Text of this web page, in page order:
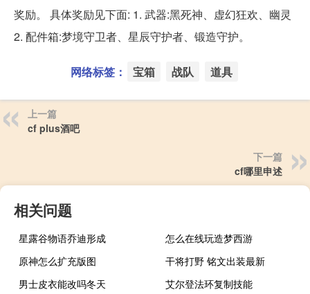
奖励。 具体奖励见下面: 1. 武器:黑死神、虚幻狂欢、幽灵
2. 配件箱:梦境守卫者、星辰守护者、锻造守护。
网络标签： 宝箱 战队 道具
上一篇
cf plus酒吧
下一篇
cf哪里申述
相关问题
星露谷物语乔迪形成
怎么在线玩造梦西游
原神怎么扩充版图
干将打野 铭文出装最新
男士皮衣能改吗冬天
艾尔登法环复制技能